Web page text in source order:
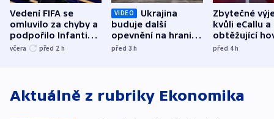
Vedení FIFA se
omluvilo za chyby a
podpořilo Infantina.
UEFA trvá na
včera před 2 h
VIDEO
Ukrajina
buduje další
opevnění na hranici
s Běloruskem
před 3h
Zbytečné
kvůli eCallu a
obtěžující
zdržují
před 4h
Aktuálně z rubriky Ekonomika